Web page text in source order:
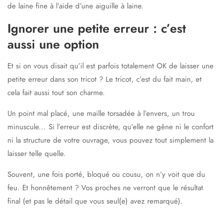
de laine fine à l’aide d’une aiguille à laine.
Ignorer une petite erreur : c’est
aussi une option
Et si on vous disait qu’il est parfois totalement OK de laisser une
petite erreur dans son tricot ? Le tricot, c’est du fait main, et
cela fait aussi tout son charme.
Un point mal placé, une maille torsadée à l’envers, un trou
minuscule... Si l’erreur est discrète, qu’elle ne gêne ni le confort
ni la structure de votre ouvrage, vous pouvez tout simplement la
laisser telle quelle.
Souvent, une fois porté, bloqué ou cousu, on n’y voit que du
feu. Et honnêtement ? Vos proches ne verront que le résultat
final (et pas le détail que vous seul(e) avez remarqué).